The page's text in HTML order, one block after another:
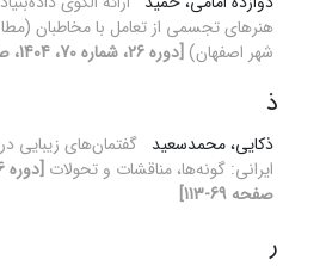
هنرهای تجسمی از تعامل با مخاطبان
شهر اصفهان) [دوره 26، شماره 70، 1404، صفحه 213-250]
ذ
ذکایی، محمدسعید گفتمان‌های زیبایی
ایرانی: گونه‌ها، مناقشات و تحولات
صفحه 69-113]
ر